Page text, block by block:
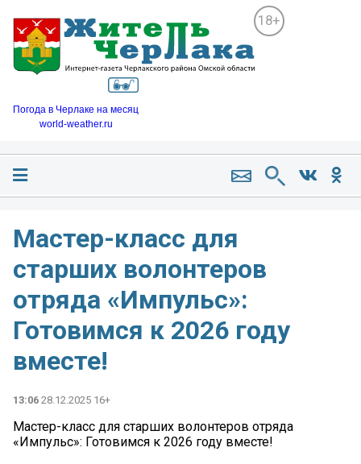
18+
Погода в Черлаке на месяц
world-weather.ru
Мастер-класс для
старших волонтеров
отряда «Импульс»:
Готовимся к 2026 году
вместе!
13:06 28.12.2025 16+
Мастер-класс для старших волонтеров отряда
«Импульс»: Готовимся к 2026 году вместе!